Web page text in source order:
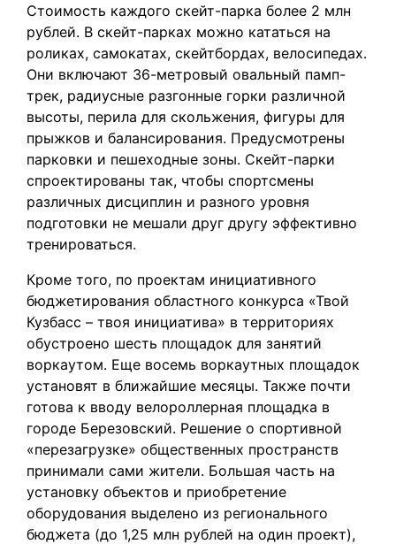
Стоимость каждого скейт-парка более 2 млн
рублей. В скейт-парках можно кататься на
роликах, самокатах, скейтбордах, велосипедах.
Они включают 36-метровый овальный памп-
трек, радиусные разгонные горки различной
высоты, перила для скольжения, фигуры для
прыжков и балансирования. Предусмотрены
парковки и пешеходные зоны. Скейт-парки
спроектированы так, чтобы спортсмены
различных дисциплин и разного уровня
подготовки не мешали друг другу эффективно
тренироваться.
Кроме того, по проектам инициативного
бюджетирования областного конкурса «Твой
Кузбасс – твоя инициатива» в территориях
обустроено шесть площадок для занятий
воркаутом. Еще восемь воркаутных площадок
установят в ближайшие месяцы. Также почти
готова к вводу велороллерная площадка в
городе Березовский. Решение о спортивной
«перезагрузке» общественных пространств
принимали сами жители. Большая часть на
установку объектов и приобретение
оборудования выделено из регионального
бюджета (до 1,25 млн рублей на один проект),